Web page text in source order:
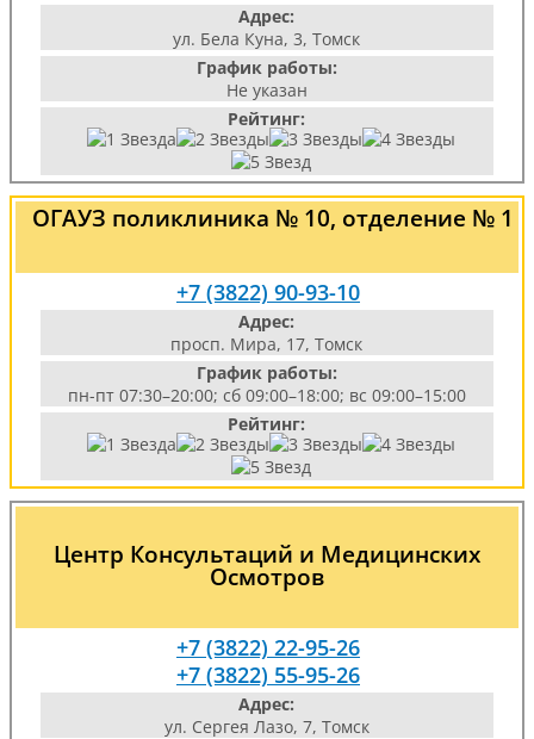
Адрес:
ул. Бела Куна, 3, Томск
График работы:
Не указан
Рейтинг:
ОГАУЗ поликлиника № 10, отделение № 1
+7 (3822) 90-93-10
Адрес:
просп. Мира, 17, Томск
График работы:
пн-пт 07:30–20:00; сб 09:00–18:00; вс 09:00–15:00
Рейтинг:
Центр Консультаций и Медицинских
Осмотров
+7 (3822) 22-95-26
+7 (3822) 55-95-26
Адрес:
ул. Сергея Лазо, 7, Томск